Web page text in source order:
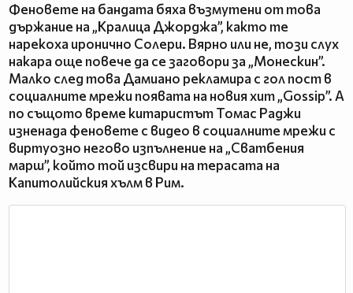
Феновете на бандата бяха възмутени от това
държание на „Кралица Джорджа”, както те
нарекоха иронично Солери. Вярно или не, този слух
накара още повече да се заговори за „Монескин”.
Малко след това Дамиано рекламира с гол пост в
социалните мрежи появата на новия хит „Gossip”. А
по същото време китаристът Томас Раджи
изненада феновете с видео в социалните мрежи с
виртуозно негово изпълнение на „Сватбения
марш”, който той изсвири на терасата на
Капитолийския хълм в Рим.